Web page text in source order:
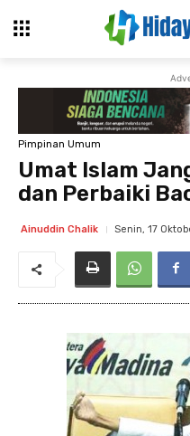
Pimpinan Umum
Umat Islam
dan Perbaiki
Ainuddin Chalik Senin, 17